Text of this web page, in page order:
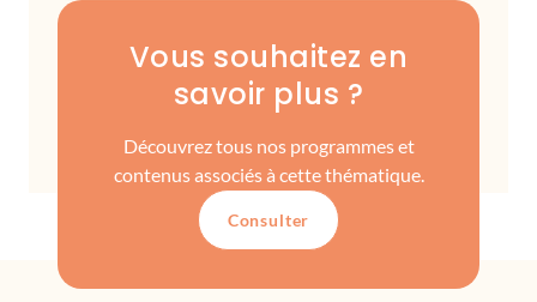
Vous souhaitez en
savoir plus ?
Découvrez tous nos programmes et
contenus associés à cette thématique.
Consulter